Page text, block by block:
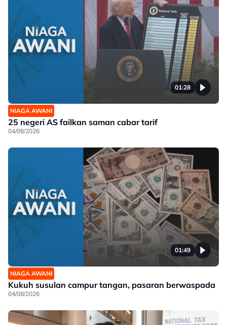
01:28
NIAGA AWANI
25 negeri AS failkan saman cabar tarif
04/08/2026
01:49
NIAGA AWANI
Kukuh susulan campur tangan, pasaran berwaspada
04/08/2026